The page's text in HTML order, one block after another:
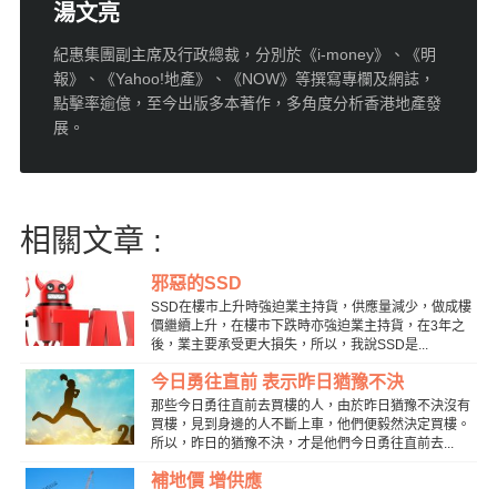
湯文亮
紀惠集團副主席及行政總裁，分別於《i-money》、《明
報》、《Yahoo!地產》、《NOW》等撰寫專欄及網誌，
點擊率逾億，至今出版多本著作，多角度分析香港地產發
展。
相關文章 :
邪惡的SSD
SSD在樓市上升時強迫業主持貨，供應量減少，做成樓
價繼續上升，在樓市下跌時亦強迫業主持貨，在3年之
後，業主要承受更大損失，所以，我說SSD是...
今日勇往直前 表示昨日猶豫不決
那些今日勇往直前去買樓的人，由於昨日猶豫不決沒有
買樓，見到身邊的人不斷上車，他們便毅然決定買樓。
所以，昨日的猶豫不決，才是他們今日勇往直前去...
補地價 增供應